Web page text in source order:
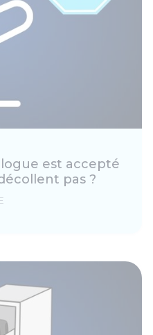
est accepté
pas ?